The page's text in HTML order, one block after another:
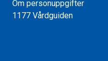
Om personuppgifter
1177 Vårdguiden